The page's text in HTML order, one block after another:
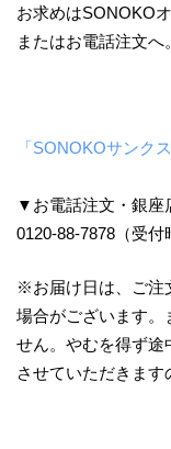
お求めはSONOKO
またはお電話注文へ。
「SONOKOサンク
▼お電話注文・銀座
0120-88-7878（受付
※お届け日は、ご注
場合がございます。
せん。やむを得ず途
させていただきます